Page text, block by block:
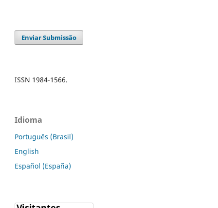
Enviar Submissão
ISSN 1984-1566.
Idioma
Português (Brasil)
English
Español (España)